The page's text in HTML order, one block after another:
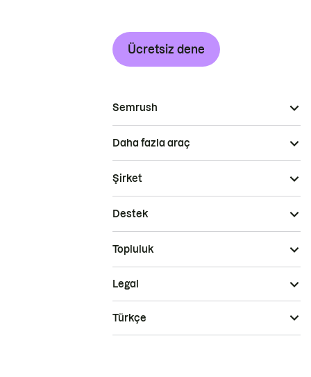
Ücretsiz dene
Semrush
Daha fazla araç
Şirket
Destek
Topluluk
Legal
Türkçe